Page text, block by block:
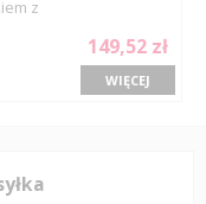
z
149,52 zł
WIĘCEJ